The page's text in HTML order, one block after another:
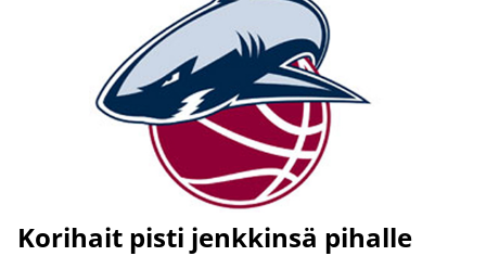
Korihait pisti jenkkinsä pihalle